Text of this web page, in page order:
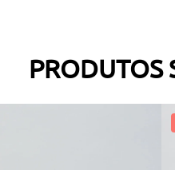
PRODUTOS